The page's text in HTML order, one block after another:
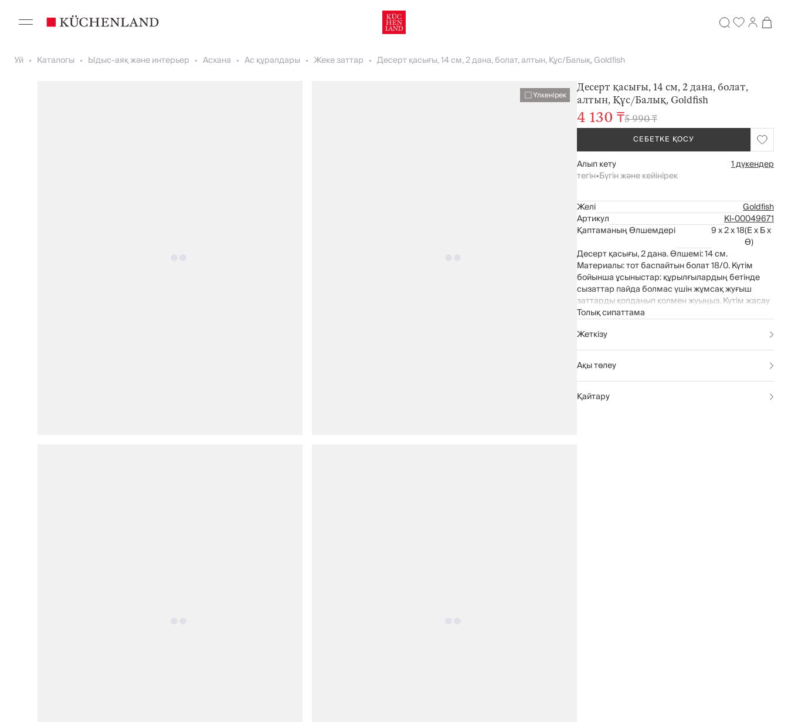
Уй Каталогы Ыдыс-аяқ және интерьер Асхана Ас құралдары Жеке заттар Десерт қасығы, 14 см, 2 дана, болат, алтын, Құс/Балық, Goldfish
Үлкенірек
Десерт қасығы, 14 см, 2 дана, болат,
алтын, Құс/Балық, Goldfish
4 130 ₸5 990 ₸
СЕБЕТКЕ ҚОСУ
Алып кету
1 дүкендер
тегін•Бүгін және кейінірек
Желі
Goldfish
Артикул
Kl-00049671
Қаптаманың Өлшемдері
9 x 2 x 18(Е x Б x
Ө)
Десерт қасығы, 2 дана. Өлшемі: 14 см.
Материалы: тот баспайтын болат 18/0. Күтім
бойынша ұсыныстар: құрылғылардың бетінде
сызаттар пайда болмас үшін жұмсақ жуғыш
заттарды қолданып қолмен жуыңыз. Күтім жасау
үшін абразивті тазартқыштар мен қатты
машинада жууға болмайды.
Толық сипаттама
Жеткізу
Ақы төлеу
Қайтару